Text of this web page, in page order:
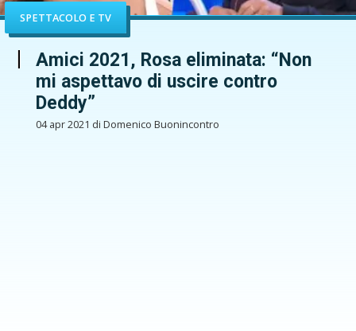
SPETTACOLO E TV
Amici 2021, Rosa eliminata: “Non
mi aspettavo di uscire contro
Deddy”
04 apr 2021 di Domenico Buonincontro